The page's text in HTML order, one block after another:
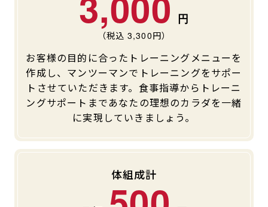
（税込 3,300円）
お客様の目的に合ったトレーニングメニューを
作成し、マンツーマンでトレーニングをサポー
トさせていただきます。食事指導からトレーニ
ングサポートまであなたの理想のカラダを一緒
に実現していきましょう。
体組成計